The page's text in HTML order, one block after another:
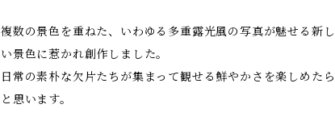
複数の景色を重ねた、いわゆる多重露光風の写真が魅せる新し
い景色に惹かれ創作しました。
日常の素朴な欠片たちが集まって観せる鮮やかさを楽しめたら
と思います。